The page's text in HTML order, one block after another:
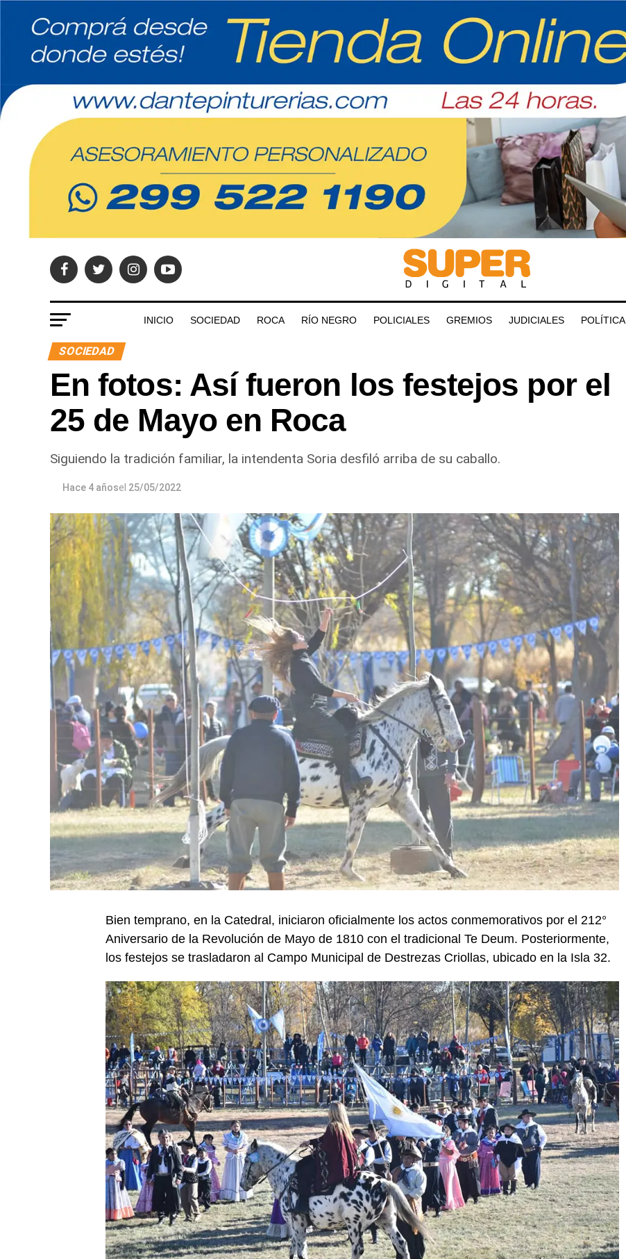
INICIO SOCIEDAD ROCA RÍO NEGRO POLICIALES GREMIOS JUDICIALES POLÍTICA
SOCIEDAD
En fotos: Así fueron los festejos por el
25 de Mayo en Roca
Siguiendo la tradición familiar, la intendenta Soria desfiló arriba de su caballo.
Hace 4 añosel 25/05/2022
Bien temprano, en la Catedral, iniciaron oficialmente los actos conmemorativos por el 212°
Aniversario de la Revolución de Mayo de 1810 con el tradicional Te Deum. Posteriormente,
los festejos se trasladaron al Campo Municipal de Destrezas Criollas, ubicado en la Isla 32.